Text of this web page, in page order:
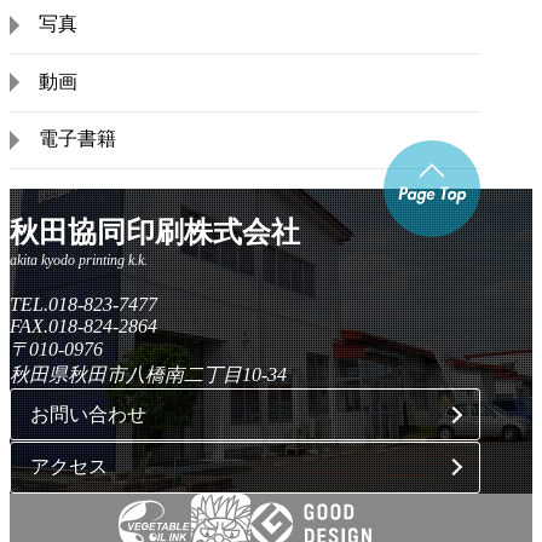
写真
動画
電子書籍
秋田協同印刷株式会社
TEL.018-823-7477
FAX.018-824-2864
〒010-0976
秋田県秋田市八橋南二丁目10-34
お問い合わせ
アクセス